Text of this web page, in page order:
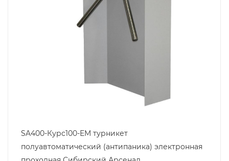
SA400-Курс100-EM турникет
полуавтоматический (антипаника) электронная